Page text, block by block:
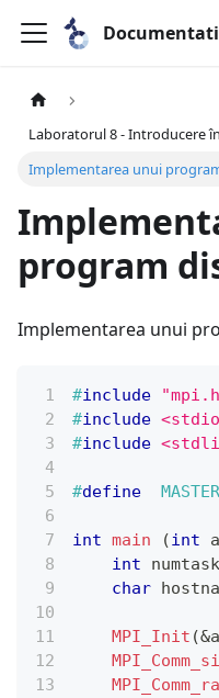
Laboratorul 8 - Introducere
Implementarea unui
program
Implementarea unui
#include
#include
#include
#define MASTER
int main (int
int
char
MPI_Init (&